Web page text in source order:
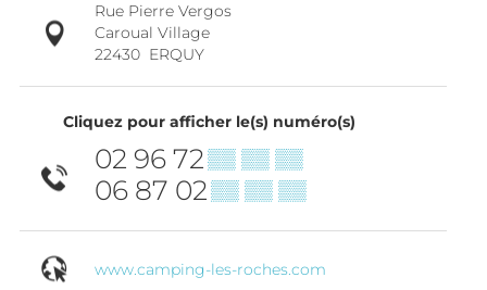
Rue Pierre Vergos
Caroual Village
22430 ERQUY
Cliquez pour afficher le(s) numéro(s)
02 96 72▒▒ ▒▒ ▒▒
06 87 02▒▒ ▒▒ ▒▒
www.camping-les-roches.com